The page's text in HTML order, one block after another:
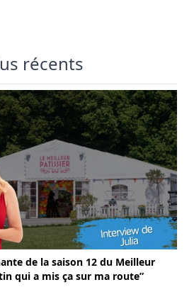
récents
de la saison 12 du Meilleur
qui a mis ça sur ma route”